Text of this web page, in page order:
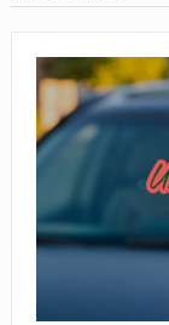
SEBELUM TIBA
HAKIKAT
BAGAIMANA
UANG HARAM
ISTIDLAL